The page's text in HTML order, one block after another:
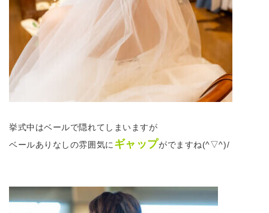
挙式中はベールで隠れてしまいますが
ベールありなしの雰囲気にギャップがでますね(^▽^)/